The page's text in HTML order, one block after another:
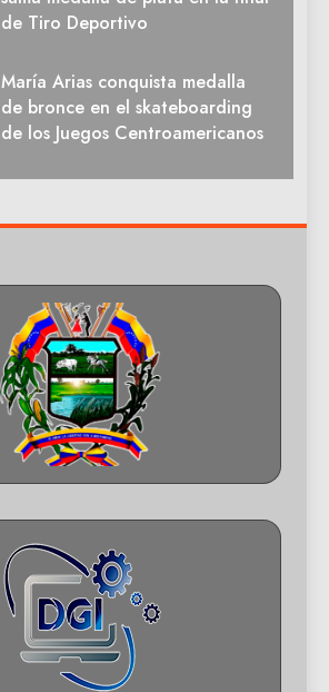
de Tiro Deportivo
María Arias conquista medalla
de bronce en el skateboarding
de los Juegos Centroamericanos